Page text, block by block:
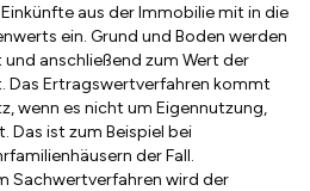
aus der Immobilie mit in die
ein. Grund und Boden werden
anschließend zum Wert der
Das Ertragswertverfahren kommt
wenn es nicht um Eigennutzung,
Das ist zum Beispiel bei
der Fall.
Sachwertverfahren wird der